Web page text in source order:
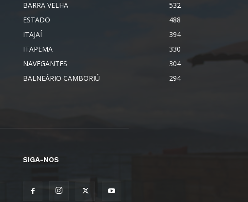
BARRA VELHA
532
ESTADO
488
ITAJAÍ
394
ITAPEMA
330
NAVEGANTES
304
BALNEÁRIO CAMBORIÚ
294
SIGA-NOS